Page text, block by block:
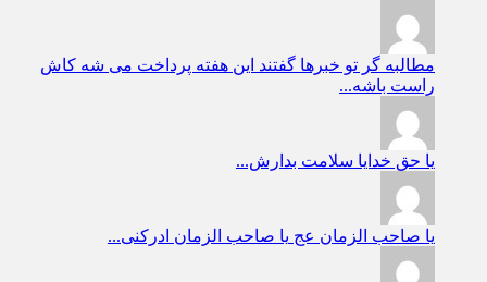
مطالبه گر تو خبرها گفتند این هفته پرداخت می شه کاش
راست باشه...
یا حق خدایا سلامت بدارش...
یا صاحب الزمان عج یا صاحب الزمان ادرکنی...